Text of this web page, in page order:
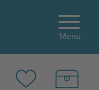
Menu